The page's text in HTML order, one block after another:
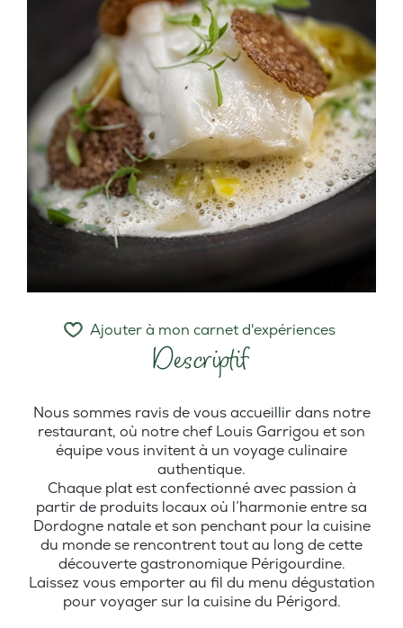
Descriptif
Ajouter à mon carnet d'expériences
Nous sommes ravis de vous accueillir dans notre
restaurant, où notre chef Louis Garrigou et son
équipe vous invitent à un voyage culinaire
authentique.
Chaque plat est confectionné avec passion à
partir de produits locaux où l’harmonie entre sa
Dordogne natale et son penchant pour la cuisine
du monde se rencontrent tout au long de cette
découverte gastronomique Périgourdine.
Laissez vous emporter au fil du menu dégustation
pour voyager sur la cuisine du Périgord.